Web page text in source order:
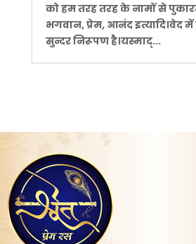
को हम तरह तरह के नामों से
भगवान, ‌प्रेम, आनंद इत्यादि।वेद
सुन्दर निरूपण है।यस्माद्...